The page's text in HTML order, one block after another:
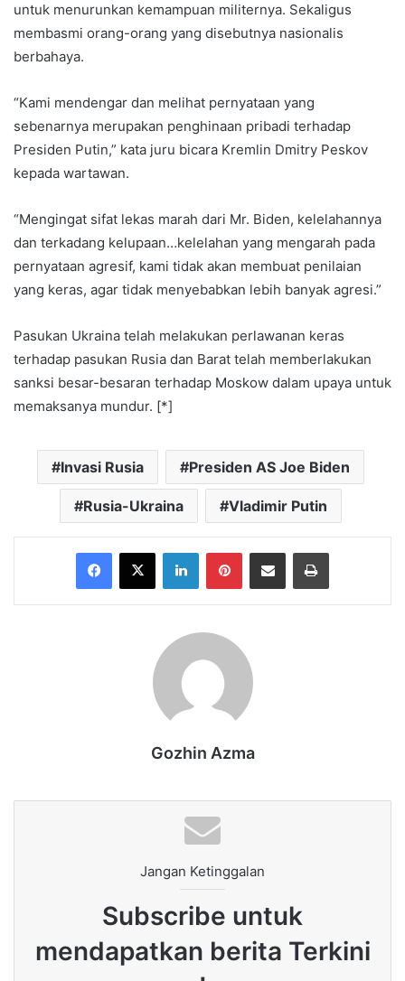
untuk menurunkan kemampuan militernya. Sekaligus
membasmi orang-orang yang disebutnya nasionalis
berbahaya.
“Kami mendengar dan melihat pernyataan yang
sebenarnya merupakan penghinaan pribadi terhadap
Presiden Putin,” kata juru bicara Kremlin Dmitry Peskov
kepada wartawan.
“Mengingat sifat lekas marah dari Mr. Biden, kelelahannya
dan terkadang kelupaan…kelelahan yang mengarah pada
pernyataan agresif, kami tidak akan membuat penilaian
yang keras, agar tidak menyebabkan lebih banyak agresi.”
Pasukan Ukraina telah melakukan perlawanan keras
terhadap pasukan Rusia dan Barat telah memberlakukan
sanksi besar-besaran terhadap Moskow dalam upaya untuk
memaksanya mundur. [*]
Invasi Rusia Presiden AS Joe Biden
Rusia-Ukraina Vladimir Putin
Facebook
X LinkedInPinterestShare via Email Print
Gozhin Azma
Jangan Ketinggalan
Subscribe untuk
mendapatkan berita Terkini